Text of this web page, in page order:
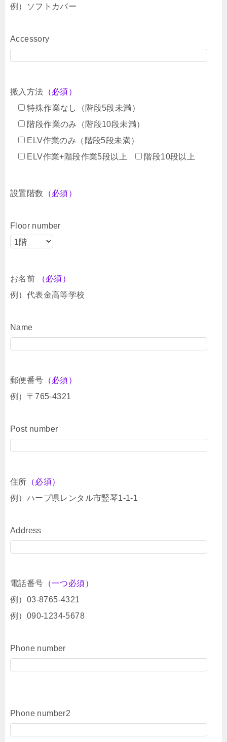
例）ソフトカバー
Accessory
搬入方法 （必須）
特殊作業なし（階段5段未満）
階段作業のみ（階段10段未満）
ELV作業のみ（階段5段未満）
ELV作業+階段作業5段以上
階段10段以上
設置階数 （必須）
Floor number
お名前
（必須）
例）代表金高等学校
Name
郵便番号 （必須）
例）〒765-4321
Post number
住所 （必須）
例）ハープ県レンタル市竪琴1-1-1
Address
電話番号 （一つ必須）
例）03-8765-4321
例）090-1234-5678
Phone number
Phone number2